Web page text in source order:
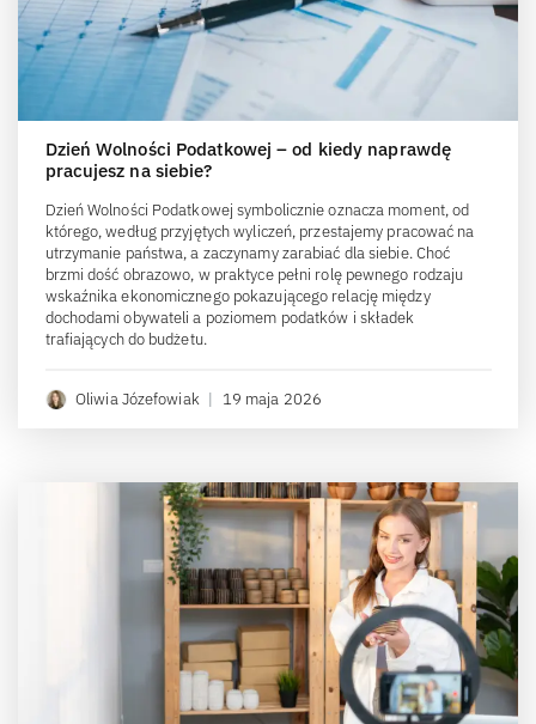
Dzień Wolności Podatkowej – od kiedy naprawdę
pracujesz na siebie?
Dzień Wolności Podatkowej symbolicznie oznacza moment, od
którego, według przyjętych wyliczeń, przestajemy pracować na
utrzymanie państwa, a zaczynamy zarabiać dla siebie. Choć
brzmi dość obrazowo, w praktyce pełni rolę pewnego rodzaju
wskaźnika ekonomicznego pokazującego relację między
dochodami obywateli a poziomem podatków i składek
trafiających do budżetu.
Oliwia Józefowiak | 19 maja 2026